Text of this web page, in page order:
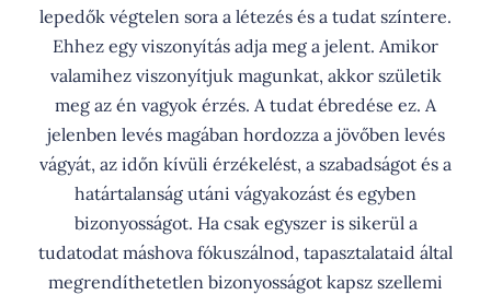
lepedők végtelen sora a létezés és a tudat színtere.
Ehhez egy viszonyítás adja meg a jelent. Amikor
valamihez viszonyítjuk magunkat, akkor születik
meg az én vagyok érzés. A tudat ébredése ez. A
jelenben levés magában hordozza a jövőben levés
vágyát, az időn kívüli érzékelést, a szabadságot és a
határtalanság utáni vágyakozást és egyben
bizonyosságot. Ha csak egyszer is sikerül a
tudatodat máshova fókuszálnod, tapasztalataid által
megrendíthetetlen bizonyosságot kapsz szellemi